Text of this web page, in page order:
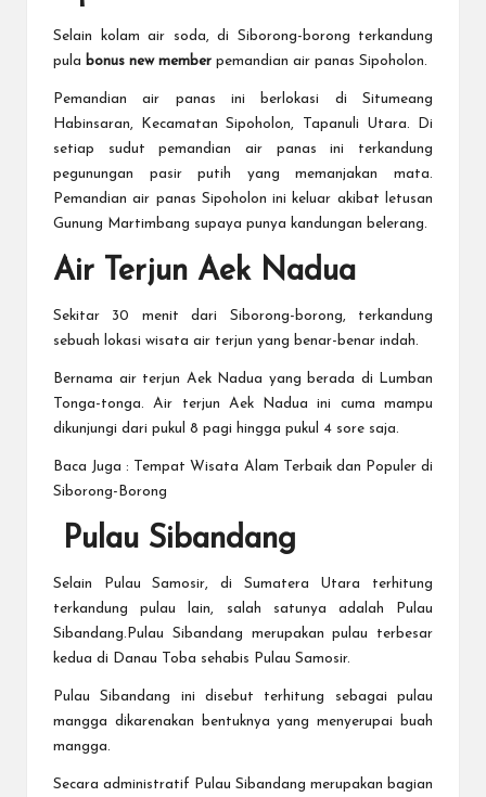
Selain kolam air soda, di Siborong-borong terkandung
pula bonus new member pemandian air panas Sipoholon.
Pemandian air panas ini berlokasi di Situmeang
Habinsaran, Kecamatan Sipoholon, Tapanuli Utara. Di
setiap sudut pemandian air panas ini terkandung
pegunungan pasir putih yang memanjakan mata.
Pemandian air panas Sipoholon ini keluar akibat letusan
Gunung Martimbang supaya punya kandungan belerang.
Air Terjun Aek Nadua
Sekitar 30 menit dari Siborong-borong, terkandung
sebuah lokasi wisata air terjun yang benar-benar indah.
Bernama air terjun Aek Nadua yang berada di Lumban
Tonga-tonga. Air terjun Aek Nadua ini cuma mampu
dikunjungi dari pukul 8 pagi hingga pukul 4 sore saja.
Baca Juga :
Tempat Wisata Alam Terbaik dan Populer di
Siborong-Borong
Pulau Sibandang
Selain Pulau Samosir, di Sumatera Utara terhitung
terkandung pulau lain, salah satunya adalah Pulau
Sibandang.Pulau Sibandang merupakan pulau terbesar
kedua di Danau Toba sehabis Pulau Samosir.
Pulau Sibandang ini disebut terhitung sebagai pulau
mangga dikarenakan bentuknya yang menyerupai buah
mangga.
Secara administratif Pulau Sibandang merupakan bagian